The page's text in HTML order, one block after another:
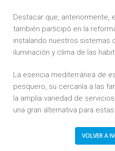
Destacar que, anteriormente,
también participó en la
instalando nuestros sistemas
iluminación y clima de las
La esencia mediterránea de
pesquero, su cercanía a las
la amplia variedad de
una gran alternativa para
VOLVER A